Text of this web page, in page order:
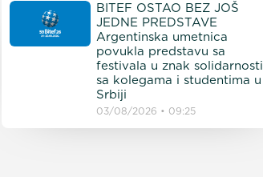
BITEF OSTAO BEZ JOŠ
JEDNE PREDSTAVE
Argentinska umetnica
povukla predstavu sa
festivala u znak solidarnosti
sa kolegama i studentima u
Srbiji
03/08/2026 09:25